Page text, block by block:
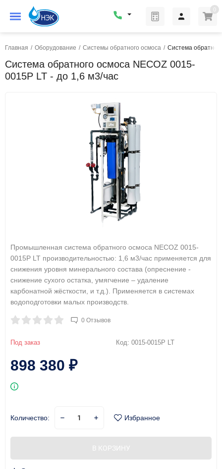
0
Главная / Оборудование / Системы обратного осмоса / Система
Система обратного осмоса NECOZ 0015-
0015Р LT - до 1,6 м3/час
Промышленная система обратного осмоса NECOZ 0015-
0015Р LT производительностью: 1,6 м3/час применяется для
снижения уровня минерального состава (опреснение -
снижение сухого остатка, умягчение – удаление
карбонатной жёсткости, и т.д.). Применяется в системах
водоподготовки малых производств.
0 Отзывов
Под заказ Код: 0015-0015Р LT
898 380 ₽
Количество: Избранное
В КОРЗИНУ